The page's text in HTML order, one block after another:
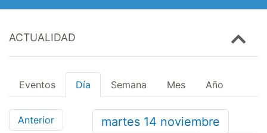
ACTUALIDAD
Eventos Día Semana Mes Año
Anterior martes 14 noviembre